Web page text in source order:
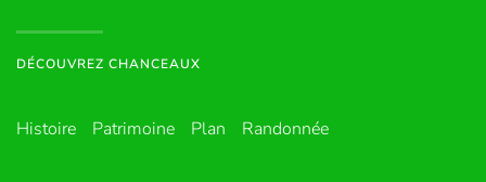
DÉCOUVREZ CHANCEAUX
Histoire Patrimoine Plan Randonnée